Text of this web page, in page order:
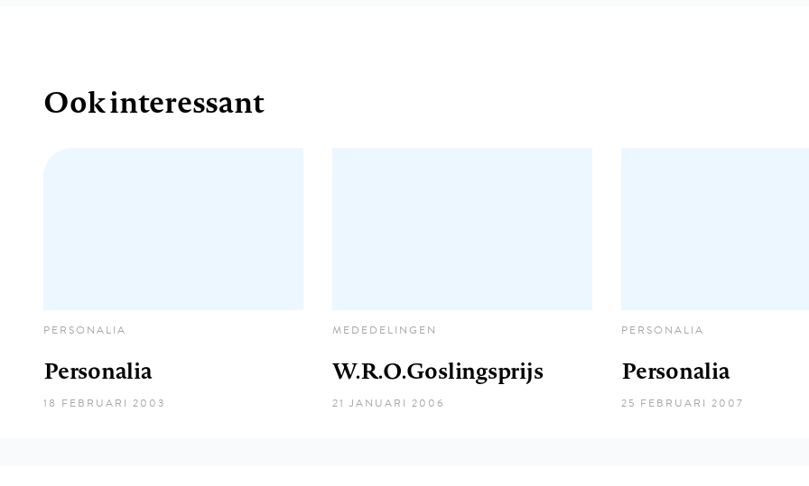
Ook interessant
PERSONALIA
Personalia
18 FEBRUARI 2003
MEDEDELINGEN
W.R.O.Goslingsprijs
21 JANUARI 2006
PERSONALIA
Personalia
25 FEBRUARI 2007